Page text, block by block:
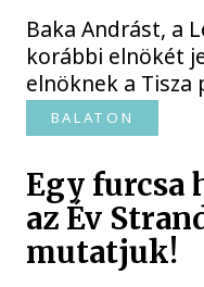
Baka Andrást, a
korábbi elnökét
elnöknek a
BALATON
Egy furcsa
az Év
mutatjuk!